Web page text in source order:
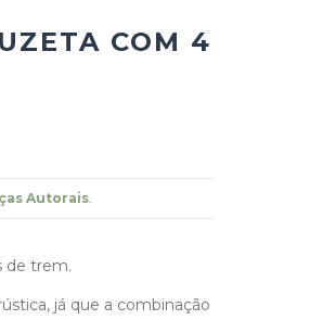
COM 4
Autorais.
de trem.
já que a combinação